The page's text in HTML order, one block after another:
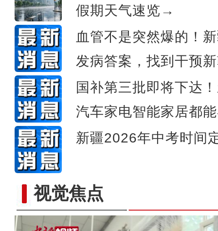
假期天气速览→
血管不是突然爆的！
发病答案，找到干预
国补第三批即将下达
汽车家电智能家居都
新疆2026年中考时间
视觉焦点
把“火焰山”端上桌？塔城职校学生
保障为战！直击武警新疆总队